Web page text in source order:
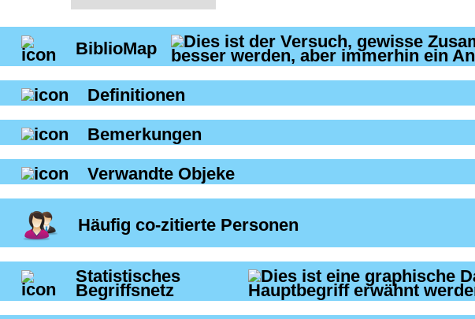
BiblioMap
Definitionen
Bemerkungen
Verwandte Objeke
Häufig co-zitierte Personen
Statistisches
Begriffsnetz